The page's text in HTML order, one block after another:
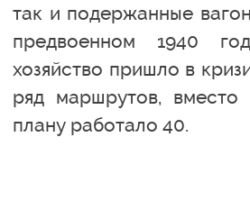
так и подержанные
предвоенном 1940
хозяйство пришло в
ряд маршрутов,
плану работало 40.